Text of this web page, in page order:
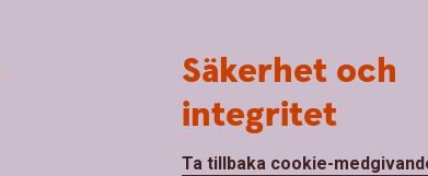
Säkerhet och
integritet
Ta tillbaka cookie-